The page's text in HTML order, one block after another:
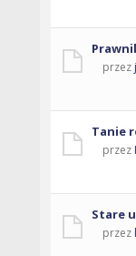
przez
Tanie
przez
Stare
przez